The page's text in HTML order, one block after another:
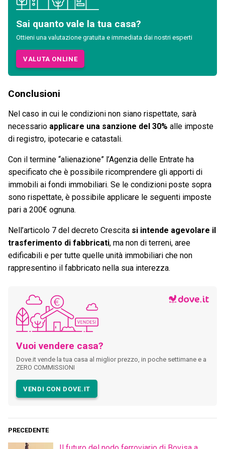
Sai quanto vale la tua casa?
Ottieni una valutazione gratuita e immediata dai nostri esperti
VALUTA ONLINE
Conclusioni
Nel caso in cui le condizioni non siano rispettate, sarà
necessario applicare una sanzione del 30% alle imposte
di registro, ipotecarie e catastali.
Con il termine “alienazione” l’Agenzia delle Entrate ha
specificato che è possibile ricomprendere gli apporti di
immobili ai fondi immobiliari. Se le condizioni poste sopra
sono rispettate, è possibile applicare le seguenti imposte
pari a 200€ ognuna.
Nell’articolo 7 del decreto Crescita si intende agevolare il
trasferimento di fabbricati, ma non di terreni, aree
edificabili e per tutte quelle unità immobiliari che non
rappresentino il fabbricato nella sua interezza.
Vuoi vendere casa?
Dove.it vende la tua casa al miglior prezzo, in poche settimane e a
ZERO COMMISSIONI
VENDI CON DOVE.IT
PRECEDENTE